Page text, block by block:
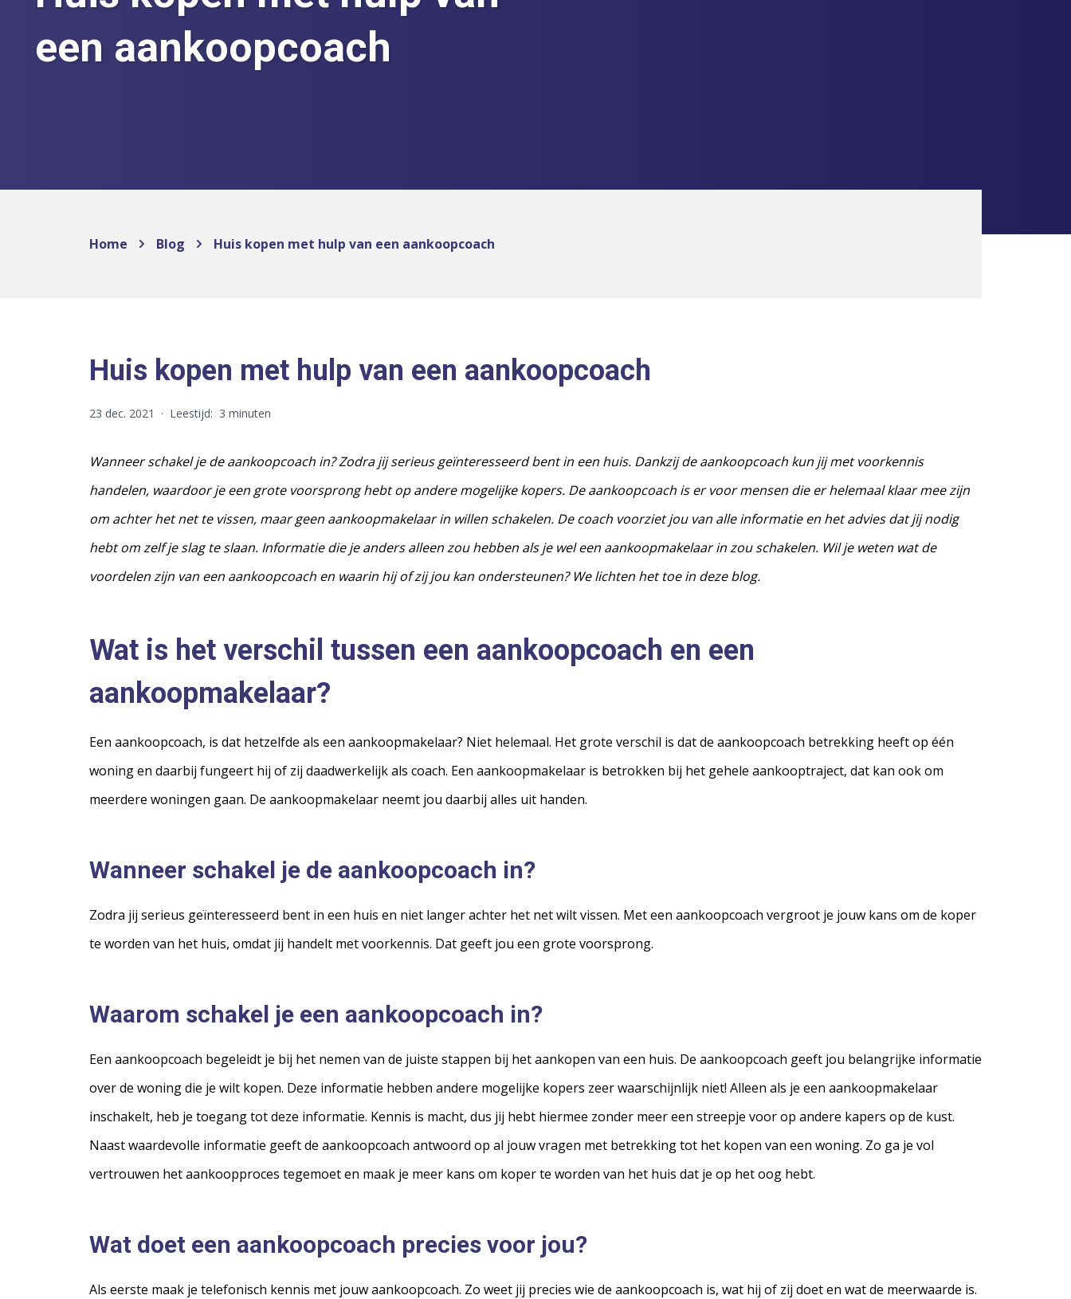
een aankoopcoach
Home Blog Huis kopen met hulp van een aankoopcoach
Huis kopen met hulp van een aankoopcoach
23 dec. 2021 · Leestijd: 3 minuten
Wanneer schakel je de aankoopcoach in? Zodra jij serieus geïnteresseerd bent in een huis. Dankzij de aankoopcoach kun jij met voorkennis
handelen, waardoor je een grote voorsprong hebt op andere mogelijke kopers. De aankoopcoach is er voor mensen die er helemaal klaar mee zijn
om achter het net te vissen, maar geen aankoopmakelaar in willen schakelen. De coach voorziet jou van alle informatie en het advies dat jij nodig
hebt om zelf je slag te slaan. Informatie die je anders alleen zou hebben als je wel een aankoopmakelaar in zou schakelen. Wil je weten wat de
voordelen zijn van een aankoopcoach en waarin hij of zij jou kan ondersteunen? We lichten het toe in deze blog.
Wat is het verschil tussen een aankoopcoach en een
aankoopmakelaar?
Een aankoopcoach, is dat hetzelfde als een aankoopmakelaar? Niet helemaal. Het grote verschil is dat de aankoopcoach betrekking heeft op één
woning en daarbij fungeert hij of zij daadwerkelijk als coach. Een aankoopmakelaar is betrokken bij het gehele aankooptraject, dat kan ook om
meerdere woningen gaan. De aankoopmakelaar neemt jou daarbij alles uit handen.
Wanneer schakel je de aankoopcoach in?
Zodra jij serieus geïnteresseerd bent in een huis en niet langer achter het net wilt vissen. Met een aankoopcoach vergroot je jouw kans om de koper
te worden van het huis, omdat jij handelt met voorkennis. Dat geeft jou een grote voorsprong.
Waarom schakel je een aankoopcoach in?
Een aankoopcoach begeleidt je bij het nemen van de juiste stappen bij het aankopen van een huis. De aankoopcoach geeft jou belangrijke informatie
over de woning die je wilt kopen. Deze informatie hebben andere mogelijke kopers zeer waarschijnlijk niet! Alleen als je een aankoopmakelaar
inschakelt, heb je toegang tot deze informatie. Kennis is macht, dus jij hebt hiermee zonder meer een streepje voor op andere kapers op de kust.
Naast waardevolle informatie geeft de aankoopcoach antwoord op al jouw vragen met betrekking tot het kopen van een woning. Zo ga je vol
vertrouwen het aankoopproces tegemoet en maak je meer kans om koper te worden van het huis dat je op het oog hebt.
Wat doet een aankoopcoach precies voor jou?
Als eerste maak je telefonisch kennis met jouw aankoopcoach. Zo weet jij precies wie de aankoopcoach is, wat hij of zij doet en wat de meerwaarde is.